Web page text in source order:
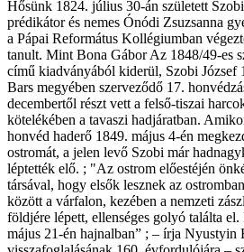
Hősünk 1824. július 30-án született
prédikátor és nemes Ónódi Zsuzsanna
a Pápai Református Kollégiumban
tanult. Mint Bona Gábor Az 1848/49-es
című kiadványából kiderül, Szobi József
Bars megyében szerveződő 17.
decembertől részt vett a felső-tiszai
kötelékében a tavaszi hadjáratban.
honvéd haderő 1849. május 4-én
ostromát, a jelen levő Szobi már
léptették elő. ; "Az ostrom előestéjén
társával, hogy elsők lesznek az
között a várfalon, kezében a nemzeti
földjére lépett, ellenséges golyó találta
május 21-én hajnalban” ; – írja Nyustyin